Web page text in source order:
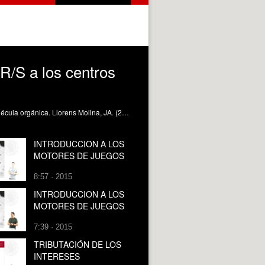
S a los centros
En este polimedia se presentan y aplican los criterios para asignar las configuraciones R/S a los estereocentros en una molécula orgánica. Llorens Molina, JA. (2014). Estereoisomería óptica. Asignación de las configuraciones R/S a los centros quirales. https://riunet.upv.es/handle/10251/38106
INTRODUCCION A LOS
MOTORES DE JUEGOS
8:57 · 2015
INTRODUCCION A LOS
MOTORES DE JUEGOS
7:39 · 2015
TRIBUTACIÓN DE LOS
INTERESES